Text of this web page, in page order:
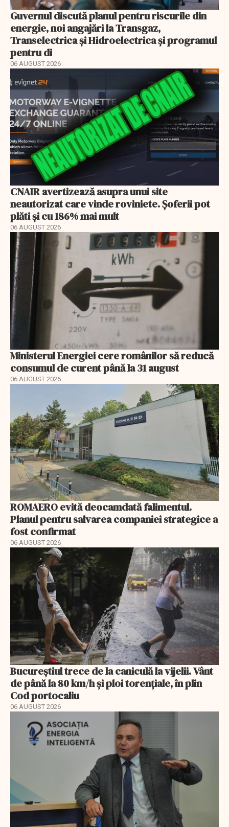
Guvernul discută planul pentru riscurile din
energie, noi angajări la Transgaz,
Transelectrica și Hidroelectrica și programul
pentru di
06 AUGUST 2026
CNAIR avertizează asupra unui site
neautorizat care vinde roviniete. Șoferii pot
plăti și cu 186% mai mult
06 AUGUST 2026
Ministerul Energiei cere românilor să reducă
consumul de curent până la 31 august
06 AUGUST 2026
ROMAERO evită deocamdată falimentul.
Planul pentru salvarea companiei strategice a
fost confirmat
06 AUGUST 2026
Bucureștiul trece de la caniculă la vijelii. Vânt
de până la 80 km/h și ploi torențiale, în plin
Cod portocaliu
06 AUGUST 2026